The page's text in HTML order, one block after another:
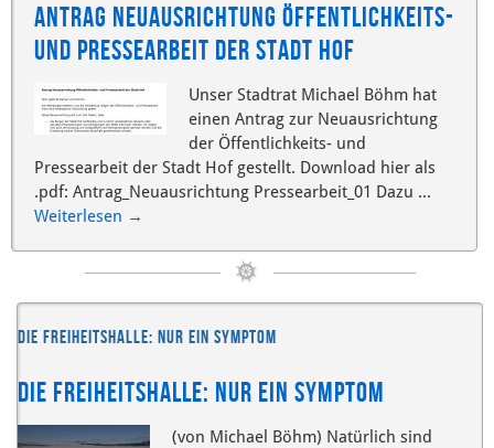
Antrag Neuausrichtung Öffentlichkeits-
und Pressearbeit der Stadt Hof
Unser Stadtrat Michael Böhm hat
einen Antrag zur Neuausrichtung
der Öffentlichkeits- und
Pressearbeit der Stadt Hof gestellt. Download hier als
.pdf: Antrag_Neuausrichtung Pressearbeit_01 Dazu ...
Weiterlesen →
DIE FREIHEITSHALLE: NUR EIN SYMPTOM
DIE FREIHEITSHALLE: NUR EIN SYMPTOM
(von Michael Böhm) Natürlich sind